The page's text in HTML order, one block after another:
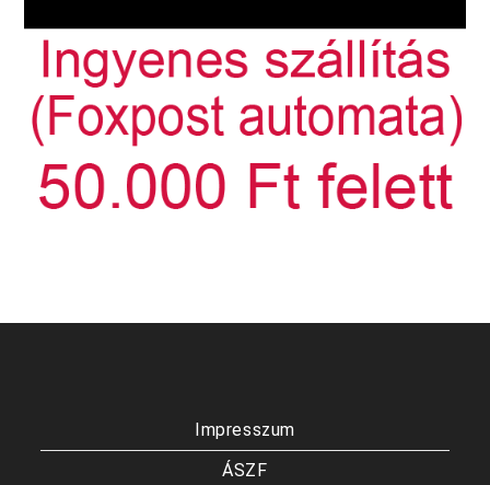
Impresszum
ÁSZF